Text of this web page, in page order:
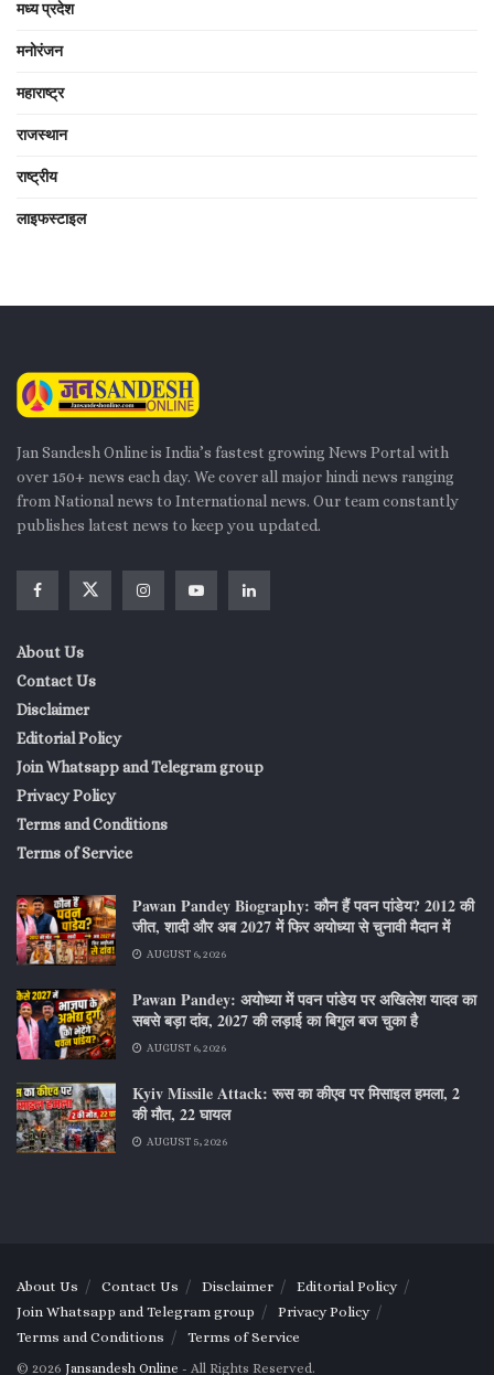
मध्य प्रदेश
मनोरंजन
महाराष्ट्र
राजस्थान
राष्ट्रीय
लाइफस्टाइल
Jan Sandesh Online is India’s fastest growing News Portal with
over 150+ news each day. We cover all major hindi news ranging
from National news to International news. Our team constantly
publishes latest news to keep you updated.
About Us
Contact Us
Disclaimer
Editorial Policy
Join Whatsapp and Telegram group
Privacy Policy
Terms and Conditions
Terms of Service
Pawan Pandey Biography: कौन हैं पवन पांडेय? 2012 की
जीत, शादी और अब 2027 में फिर अयोध्या से चुनावी मैदान में
AUGUST 6, 2026
Pawan Pandey: अयोध्या में पवन पांडेय पर अखिलेश यादव का
सबसे बड़ा दांव, 2027 की लड़ाई का बिगुल बज चुका है
AUGUST 6, 2026
Kyiv Missile Attack: रूस का कीएव पर मिसाइल हमला, 2
की मौत, 22 घायल
AUGUST 5, 2026
About Us Contact Us Disclaimer
Editorial Policy
Join Whatsapp and Telegram group
Privacy Policy
Terms and Conditions
Terms of Service
© 2026 Jansandesh Online - All Rights Reserved.